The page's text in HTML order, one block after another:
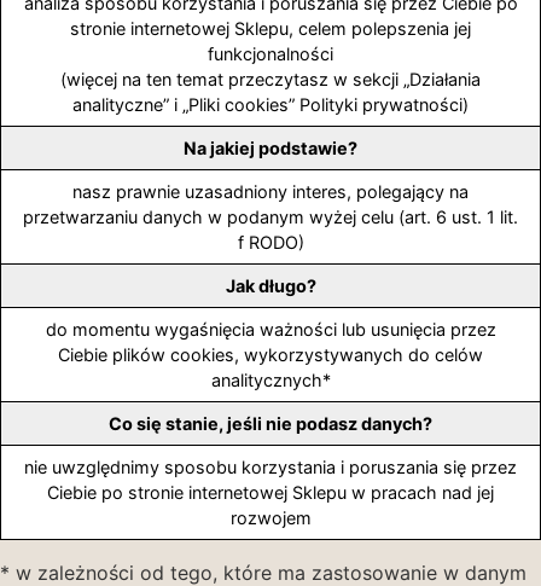
stronie internetowej Sklepu, celem polepszenia jej
funkcjonalności
(więcej na ten temat przeczytasz w sekcji „Działania
analityczne” i „Pliki cookies” Polityki prywatności)
Na jakiej podstawie?
nasz prawnie uzasadniony interes, polegający na
przetwarzaniu danych w podanym wyżej celu (art. 6 ust. 1 lit.
f RODO)
Jak długo?
do momentu wygaśnięcia ważności lub usunięcia przez
Ciebie plików cookies, wykorzystywanych do celów
analitycznych*
Co się stanie, jeśli nie podasz danych?
nie uwzględnimy sposobu korzystania i poruszania się przez
Ciebie po stronie internetowej Sklepu w pracach nad jej
rozwojem
* w zależności od tego, które ma zastosowanie w danym